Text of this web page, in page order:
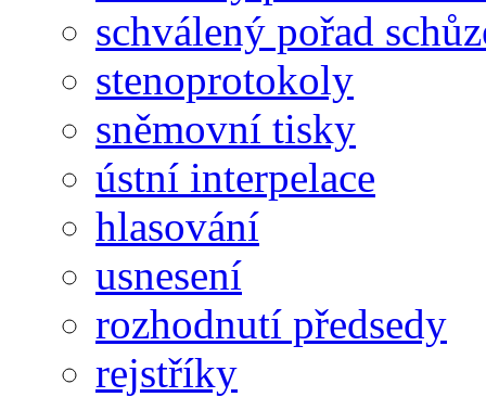
schválený pořad
stenoprotokoly
sněmovní tisky
ústní interpelace
hlasování
usnesení
rozhodnutí předsedy
rejstříky